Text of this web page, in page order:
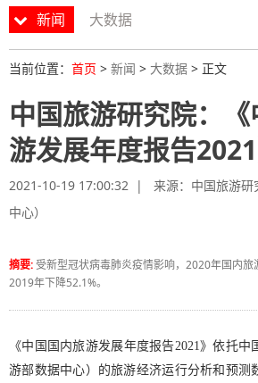
新闻 大数据
当前位置： 首页 > 新闻 > 大数据 > 正文
中国旅游研究院：
游发展年度报告2021
2021-10-19 17:00:32 | 来源： 中国旅游
中心）
摘要: 受新型冠状病毒肺炎疫情影响，2020年国内
2019年下降52.1%。
《中国国内旅游发展年度报告2021》依托
游部数据中心）的旅游经济运行分析和预测